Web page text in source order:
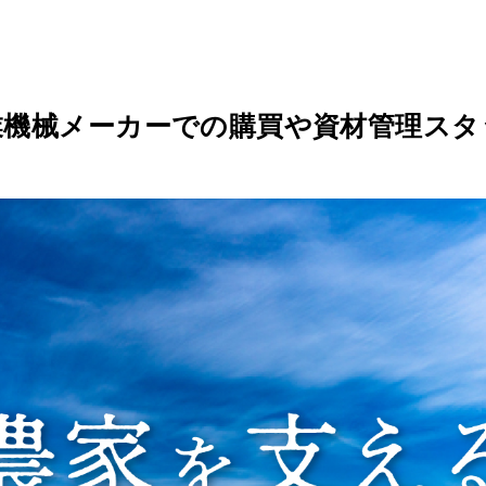
械メーカーでの購買や資材管理ス